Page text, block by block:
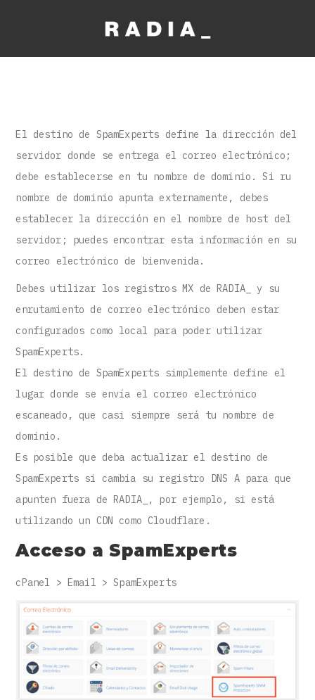
El destino de SpamExperts define la dirección del
servidor donde se entrega el correo electrónico;
debe establecerse en tu nombre de dominio. Si ru
nombre de dominio apunta externamente, debes
establecer la dirección en el nombre de host del
servidor; puedes encontrar esta información en su
correo electrónico de bienvenida.
Debes utilizar los registros MX de RADIA_ y su
enrutamiento de correo electrónico deben estar
configurados como local para poder utilizar
SpamExperts.
El destino de SpamExperts simplemente define el
lugar donde se envía el correo electrónico
escaneado, que casi siempre será tu nombre de
dominio.
Es posible que deba actualizar el destino de
SpamExperts si cambia su registro DNS A para que
apunten fuera de RADIA_, por ejemplo, si está
utilizando un CDN como Cloudflare.
Acceso a SpamExperts
cPanel > Email > SpamExperts